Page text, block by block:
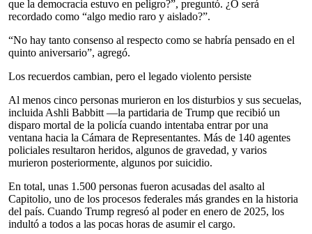
que la democracia estuvo en peligro?”, preguntó. ¿O será
recordado como “algo medio raro y aislado?”.
“No hay tanto consenso al respecto como se habría pensado en el
quinto aniversario”, agregó.
Los recuerdos cambian, pero el legado violento persiste
Al menos cinco personas murieron en los disturbios y sus secuelas,
incluida Ashli ​​Babbitt —la partidaria de Trump que recibió un
disparo mortal de la policía cuando intentaba entrar por una
ventana hacia la Cámara de Representantes. Más de 140 agentes
policiales resultaron heridos, algunos de gravedad, y varios
murieron posteriormente, algunos por suicidio.
En total, unas 1.500 personas fueron acusadas del asalto al
Capitolio, uno de los procesos federales más grandes en la historia
del país. Cuando Trump regresó al poder en enero de 2025, los
indultó a todos a las pocas horas de asumir el cargo.